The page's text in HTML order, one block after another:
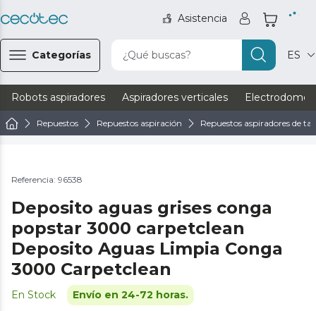
Asistencia
Categorías ¿Qué buscas? ES
Robots aspiradores Aspiradores verticales
Repuestos Repuestos aspiración Repuestos aspiradores de
Referencia: 96538
Deposito aguas grises conga
popstar 3000 carpetclean
Deposito Aguas Limpia Conga
3000 Carpetclean
En Stock Envío en 24-72 horas.